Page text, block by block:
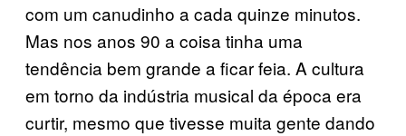
com um canudinho a cada quinze minutos.
Mas nos anos 90 a coisa tinha uma
tendência bem grande a ficar feia. A cultura
em torno da indústria musical da época era
curtir, mesmo que tivesse muita gente dando